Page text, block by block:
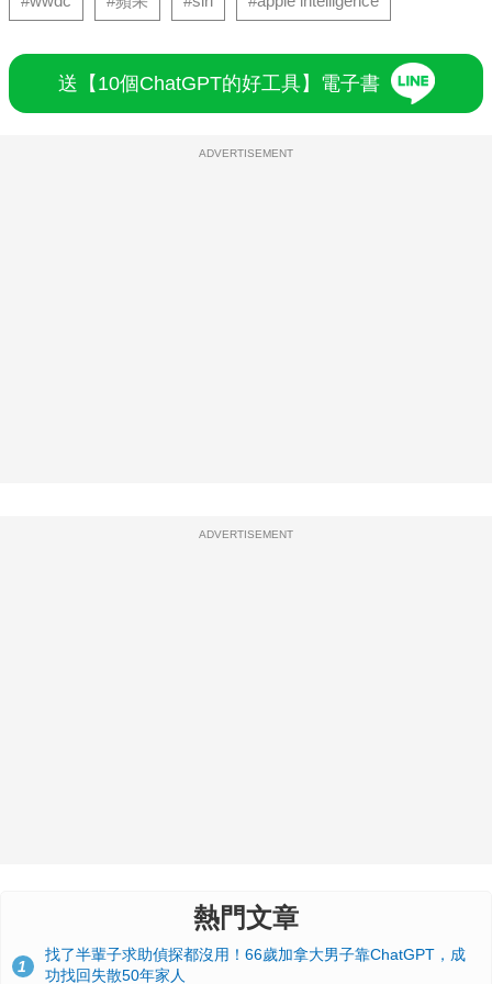
送【10個ChatGPT的好工具】電子書
ADVERTISEMENT
ADVERTISEMENT
熱門文章
1
找了半輩子求助偵探都沒用！66歲加拿大男子靠ChatGPT，成
功找回失散50年家人